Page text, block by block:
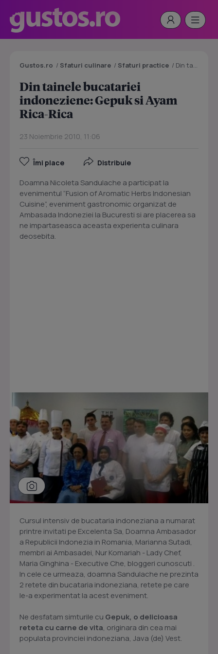
Gustos.ro / Sfaturi culinare / Sfaturi practice / Din tainele bucatariei indoneziene: Gepuk si Ayam Rica-Rica
Din tainele bucatariei
indoneziene: Gepuk si Ayam
Rica-Rica
23 Noiembrie 2010, 11:06
Îmi place Distribuie
Doamna Nicoleta Sandulache a participat la
evenimentul “Fusion of Aromatic Herbs Indonesian
Cuisine”, eveniment gastronomic organizat de
Ambasada Indoneziei la Bucuresti si are placerea sa
ne impartaseasca aceasta experienta culinara
deosebita.
Cursul intensiv de bucataria indoneziana a numarat
printre invitati pe Excelenta Sa, Doamna Ambasador
a Republicii Indonezia in Romania, Marianna Sutadi,
membri ai Ambasadei, Nur Komariah - Lady Chef,
Maria Ginghina - Executive Che, bloggeri cunoscuti .
In cele ce urmeaza, doamna Sandulache ne prezinta
2 retete din bucataria indoneziana, retete pe care
le-a experimentat la acest eveniment.
Ne desfatam simturile cu Gepuk, o delicioasa
reteta cu carne de vita, originara din cea mai
populata provinciei indoneziana, Java (de) Vest.